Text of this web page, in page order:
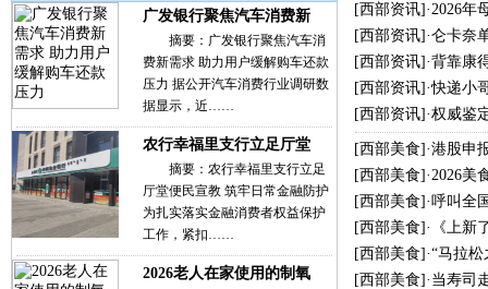
广发银行聚焦汽车消费新
摘要：广发银行聚焦汽车消
费新需求 助力用户缓解购车还款
压力 据公开汽车消费行业调研数
据显示，近……
农行幸福里支行立足厅堂
摘要：农行幸福里支行立足
厅堂便民宣教 筑牢日常金融防护
为扎实落实金融消费者权益保护
工作，紧扣……
2026老人在家使用的制氧
[西部资讯]·2026年
[西部资讯]·仑卡奈
[西部资讯]·背靠康
[西部资讯]·快递小
[西部资讯]·权威鉴
[西部美食]·港股申
[西部美食]·2026美
[西部美食]·呼叫全
[西部美食]·
《上
[西部美食]·“马拉
[西部美食]· 当寿司